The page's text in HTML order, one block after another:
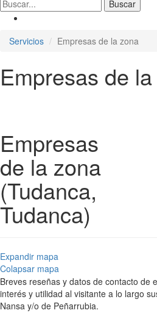
Servicios Empresas de la zona
Empresas de
Empresas
de la zona
(Tudanca,
Tudanca)
Expandir mapa
Colapsar mapa
Breves reseñas y datos de contacto de
interés y utilidad al visitante a lo largo
Nansa y/o de Peñarrubia.